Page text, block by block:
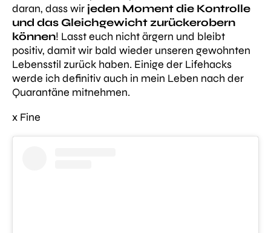
daran, dass wir jeden Moment die Kontrolle
und das Gleichgewicht zurückerobern
können! Lasst euch nicht ärgern und bleibt
positiv, damit wir bald wieder unseren gewohnten
Lebensstil zurück haben. Einige der Lifehacks
werde ich definitiv auch in mein Leben nach der
Quarantäne mitnehmen.
x Fine